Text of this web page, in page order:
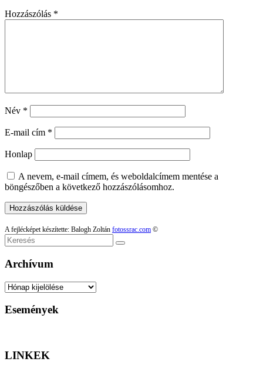
Hozzászólás *
Név *
E-mail cím *
Honlap
A nevem, e-mail címem, és weboldalcímem mentése a
böngészőben a következő hozzászólásomhoz.
A fejlécképet készítette: Balogh Zoltán fotossrac.com ©
Keresés
Archívum
Archívum
Események
LINKEK